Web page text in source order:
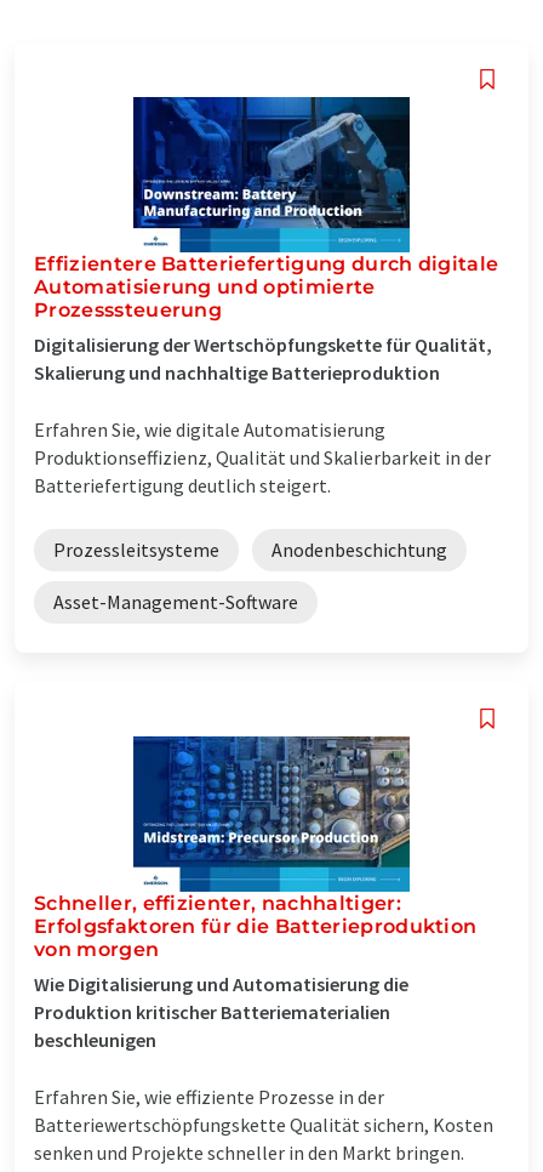
Effizientere Batteriefertigung durch digitale
Automatisierung und optimierte
Prozesssteuerung
Digitalisierung der Wertschöpfungskette für Qualität,
Skalierung und nachhaltige Batterieproduktion
Erfahren Sie, wie digitale Automatisierung
Produktionseffizienz, Qualität und Skalierbarkeit in der
Batteriefertigung deutlich steigert.
Prozessleitsysteme Anodenbeschichtung
Asset-Management-Software
Schneller, effizienter, nachhaltiger:
Erfolgsfaktoren für die Batterieproduktion
von morgen
Wie Digitalisierung und Automatisierung die
Produktion kritischer Batteriematerialien
beschleunigen
Erfahren Sie, wie effiziente Prozesse in der
Batteriewertschöpfungskette Qualität sichern, Kosten
senken und Projekte schneller in den Markt bringen.